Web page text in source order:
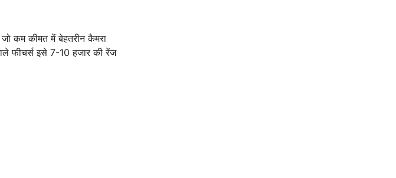
कम कीमत में बेहतरीन कैमरा
फीचर्स इसे 7-10 हजार की रेंज